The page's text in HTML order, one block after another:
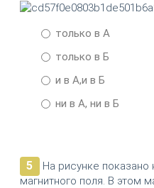
только в А
только в Б
и в А,и в Б
ни в А, ни в Б
5
На рисунке показано
магнитного поля. В этом